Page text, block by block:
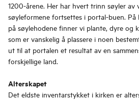
1200-årene. Her har hvert trinn søyler av
søyleformene fortsettes i portal-buen. På
på søylehodene finner vi plante, dyre og
som er vanskelig å plassere i noen
ut til at portalen et resultat av en
forskjellige land.
Alterskapet
Det eldste inventarstykket i kirken er